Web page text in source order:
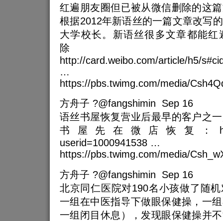
红遍朋友圈但已被从微信删除的这
根据2012年新语丝的一篇文章改写
大学校长。新语丝很多文章都能红
除
http://card.weibo.com/article/h5/
…
https://pbs.twimg.com/media/
方舟子 ?@fangshimin Sep 16
语丝书屋恢复营业后最早的客户之
书屋先在微店恢复：
userid=1000941538 …
https://pbs.twimg.com/media/
方舟子 ?@fangshimin Sep 16
北京同仁医院对190名小孩做了随
一组在中医指导下做眼保健操，一
一组闭目休息），发现眼保健操并